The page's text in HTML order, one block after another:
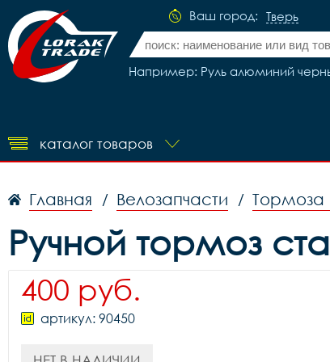
Ваш город: Тверь
Например: Руль алюминий
каталог товаров
Главная / Велозапчасти / Тормоза
Ручной тормоз
400 руб.
артикул: 90450